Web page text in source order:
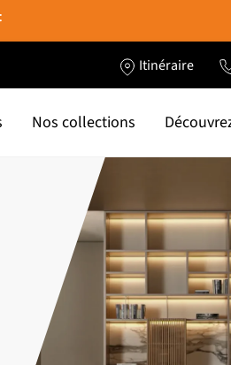
Itinéraire
Nos collections